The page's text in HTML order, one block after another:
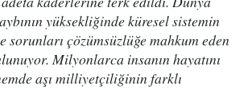
yüksekliğinde küresel sistemin
sorunları çözümsüzlüğe mahkum eden
Milyonlarca insanın hayatını
aşı milliyetçiliğinin farklı